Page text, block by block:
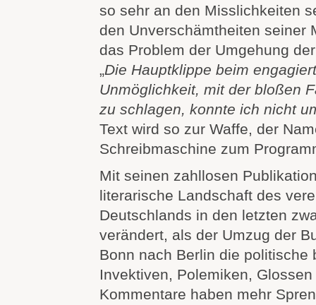
so sehr an den Misslichkeiten
den Unverschämtheiten seiner
das Problem der Umgehung
„Die Hauptklippe beim
Unmöglichkeit, mit der bloßen
zu schlagen, konnte ich nicht
Text wird so zur Waffe, der
Schreibmaschine zum
Mit seinen zahllosen
literarische Landschaft des
Deutschlands in den letzten
verändert, als der Umzug der
Bonn nach Berlin die politische
Invektiven, Polemiken,
Kommentare haben mehr